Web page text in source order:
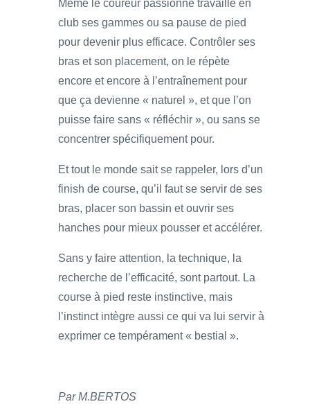
Même le coureur passionné travaille en
club ses gammes ou sa pause de pied
pour devenir plus efficace. Contrôler ses
bras et son placement, on le répète
encore et encore à l’entraînement pour
que ça devienne « naturel », et que l’on
puisse faire sans « réfléchir », ou sans se
concentrer spécifiquement pour.
Et tout le monde sait se rappeler, lors d’un
finish de course, qu’il faut se servir de ses
bras, placer son bassin et ouvrir ses
hanches pour mieux pousser et accélérer.
Sans y faire attention, la technique, la
recherche de l’efficacité, sont partout. La
course à pied reste instinctive, mais
l’instinct intègre aussi ce qui va lui servir à
exprimer ce tempérament « bestial ».
Par M.BERTOS